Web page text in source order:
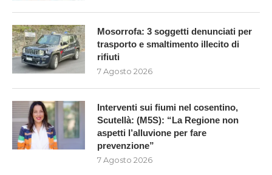
Mosorrofa: 3 soggetti denunciati per
trasporto e smaltimento illecito di
rifiuti
7 Agosto 2026
Interventi sui fiumi nel cosentino,
Scutellà: (M5S): “La Regione non
aspetti l’alluvione per fare
prevenzione”
7 Agosto 2026